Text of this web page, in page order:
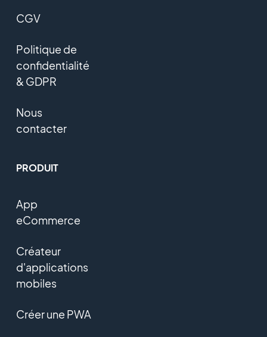
CGV
Politique de
confidentialité
& GDPR
Nous
contacter
PRODUIT
App
eCommerce
Créateur
d'applications
mobiles
Créer une PWA